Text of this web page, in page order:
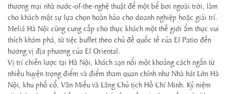
thương mại nhà nước-of-the-nghệ thuật để một bể bơi ngoài trời, làm
cho khách một sự lựa chọn hoàn hảo cho doanh nghiệp hoặc giải trí.
Meliá Hà Nội cũng cung cấp cho thực khách một thế giới ẩm thực vui
thích khám phá, từ tiệc buffet theo chủ đề quốc tế của El Patio đến
hương vị địa phương của El Oriental.
Vị trí chiến lược tại Hà Nội, khách sạn nổi một khoảng cách ngắn từ
nhiều huyện trọng điểm và điểm tham quan chính như Nhà hát Lớn Hà
Nội, khu phố cổ, Văn Miếu và Lăng Chủ tịch Hồ Chí Minh. Kỷ niệm